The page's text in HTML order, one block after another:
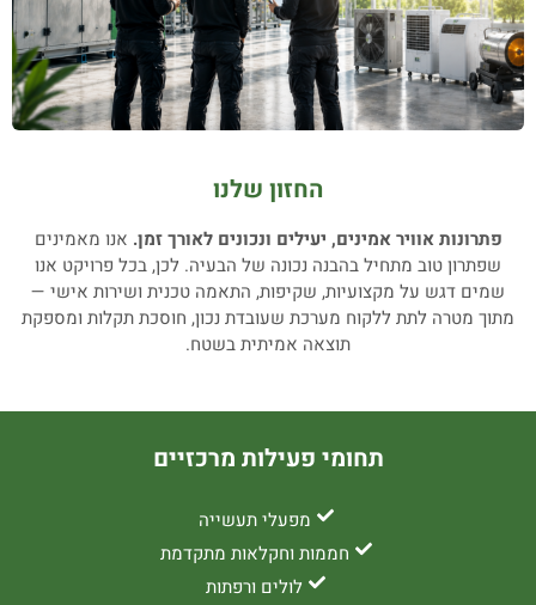
החזון שלנו
פתרונות אוויר אמינים, יעילים ונכונים לאורך זמן. אנו מאמינים
שפתרון טוב מתחיל בהבנה נכונה של הבעיה. לכן, בכל פרויקט אנו
שמים דגש על מקצועיות, שקיפות, התאמה טכנית ושירות אישי —
מתוך מטרה לתת ללקוח מערכת שעובדת נכון, חוסכת תקלות ומספקת
תוצאה אמיתית בשטח.
תחומי פעילות מרכזיים
מפעלי תעשייה
חממות וחקלאות מתקדמת
לולים ורפתות